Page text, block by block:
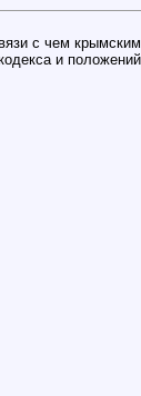
с чем крымским
и